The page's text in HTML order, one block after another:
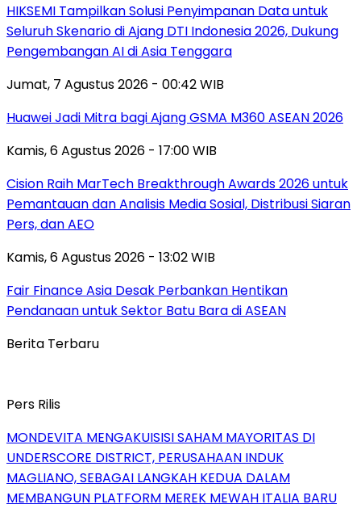
HIKSEMI Tampilkan Solusi Penyimpanan Data untuk
Seluruh Skenario di Ajang DTI Indonesia 2026, Dukung
Pengembangan AI di Asia Tenggara
Jumat, 7 Agustus 2026 - 00:42 WIB
Huawei Jadi Mitra bagi Ajang GSMA M360 ASEAN 2026
Kamis, 6 Agustus 2026 - 17:00 WIB
Cision Raih MarTech Breakthrough Awards 2026 untuk
Pemantauan dan Analisis Media Sosial, Distribusi Siaran
Pers, dan AEO
Kamis, 6 Agustus 2026 - 13:02 WIB
Fair Finance Asia Desak Perbankan Hentikan
Pendanaan untuk Sektor Batu Bara di ASEAN
Berita Terbaru
Pers Rilis
MONDEVITA MENGAKUISISI SAHAM MAYORITAS DI
UNDERSCORE DISTRICT, PERUSAHAAN INDUK
MAGLIANO, SEBAGAI LANGKAH KEDUA DALAM
MEMBANGUN PLATFORM MEREK MEWAH ITALIA BARU